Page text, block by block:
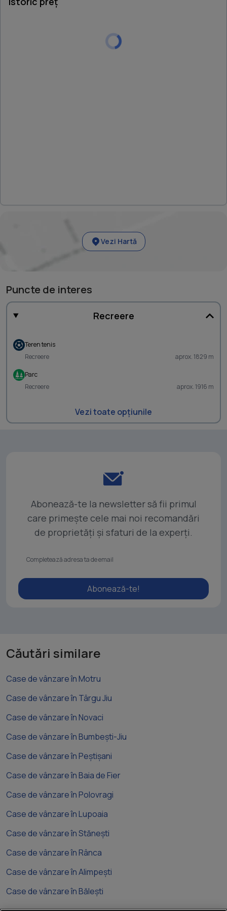
Vezi Hartă
Puncte de interes
Recreere
Teren tenis
Recreere
aprox. 1829 m
Parc
Recreere
aprox. 1916 m
Vezi toate opțiunile
Abonează-te la newsletter să fii primul
care primește cele mai noi recomandări
de proprietăți și sfaturi de la experți.
Abonează-te!
Căutări similare
Case de vânzare în Motru
Case de vânzare în Târgu Jiu
Case de vânzare în Novaci
Case de vânzare în Bumbești-Jiu
Case de vânzare în Peștișani
Case de vânzare în Baia de Fier
Case de vânzare în Polovragi
Case de vânzare în Lupoaia
Case de vânzare în Stănești
Case de vânzare în Rânca
Case de vânzare în Alimpești
Case de vânzare în Bălești